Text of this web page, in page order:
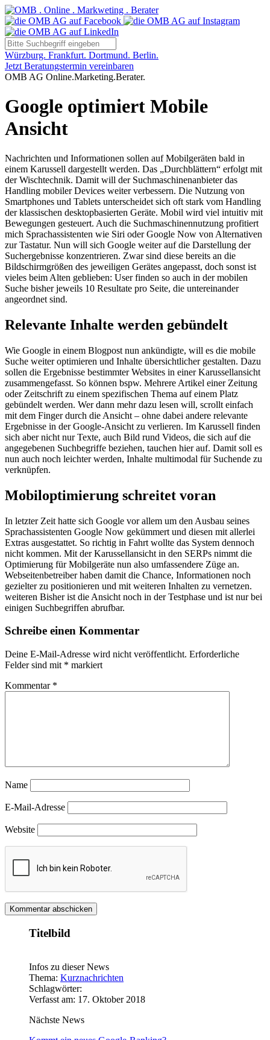
Würzburg. Frankfurt. Dortmund. Berlin.
Jetzt Beratungstermin vereinbaren
OMB AG Online.Marketing.Berater.
Google optimiert Mobile
Ansicht
Nachrichten und Informationen sollen auf Mobilgeräten bald in
einem Karussell dargestellt werden. Das „Durchblättern“ erfolgt mit
der Wischtechnik. Damit will der Suchmaschinenanbieter das
Handling mobiler Devices weiter verbessern. Die Nutzung von
Smartphones und Tablets unterscheidet sich oft stark vom Handling
der klassischen desktopbasierten Geräte. Mobil wird viel intuitiv mit
Bewegungen gesteuert. Auch die Suchmaschinennutzung profitiert
mich Sprachassistenten wie Siri oder Google Now von Alternativen
zur Tastatur. Nun will sich Google weiter auf die Darstellung der
Suchergebnisse konzentrieren. Zwar sind diese bereits an die
Bildschirmgrößen des jeweiligen Gerätes angepasst, doch sonst ist
vieles beim Alten geblieben: User finden so auch in der mobilen
Suche bisher jeweils 10 Resultate pro Seite, die untereinander
angeordnet sind.
Relevante Inhalte werden gebündelt
Wie Google in einem Blogpost nun ankündigte, will es die mobile
Suche weiter optimieren und Inhalte übersichtlicher gestalten. Dazu
sollen die Ergebnisse bestimmter Websites in einer Karussellansicht
zusammengefasst. So können bspw. Mehrere Artikel einer Zeitung
oder Zeitschrift zu einem spezifischen Thema auf einem Platz
gebündelt werden. Wer dann mehr dazu lesen will, scrollt einfach
mit dem Finger durch die Ansicht – ohne dabei andere relevante
Ergebnisse in der Google-Ansicht zu verlieren. Im Karussell finden
sich aber nicht nur Texte, auch Bild rund Videos, die sich auf die
angegebenen Suchbegriffe beziehen, tauchen hier auf. Damit soll es
nun auch noch leichter werden, Inhalte multimodal für Suchende zu
verknüpfen.
Mobiloptimierung schreitet voran
In letzter Zeit hatte sich Google vor allem um den Ausbau seines
Sprachassistenten Google Now gekümmert und diesen mit allerlei
Extras ausgestattet. So richtig in Fahrt wollte das System dennoch
nicht kommen. Mit der Karussellansicht in den SERPs nimmt die
Optimierung für Mobilgeräte nun also umfassendere Züge an.
Webseitenbetreiber haben damit die Chance, Informationen noch
gezielter zu positionieren und mit weiteren Inhalten zu vernetzen.
weiteren Bisher ist die Ansicht noch in der Testphase und ist nur bei
einigen Suchbegriffen abrufbar.
Schreibe einen Kommentar
Deine E-Mail-Adresse wird nicht veröffentlicht. Erforderliche
Felder sind mit * markiert
Kommentar *
Name
E-Mail-Adresse
Website
Titelbild
Infos zu dieser News
Thema: Kurznachrichten
Schlagwörter:
Verfasst am: 17. Oktober 2018
Nächste News